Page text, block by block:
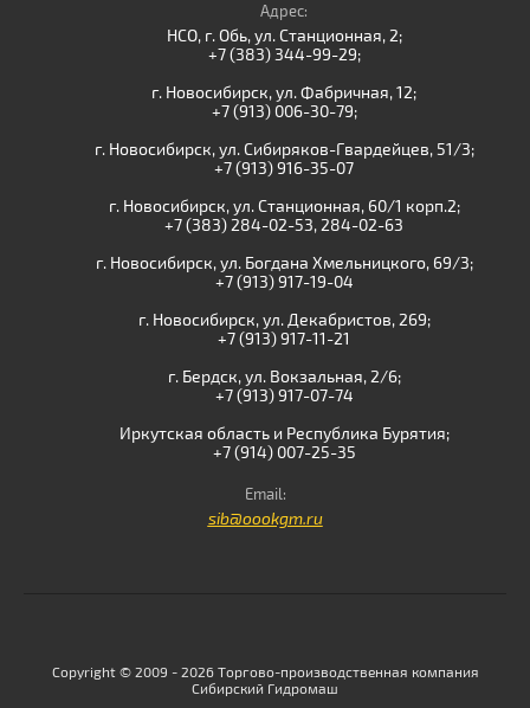
Адрес:
НСО, г. Обь, ул. Станционная, 2;
+7 (383) 344-99-29;
г. Новосибирск, ул. Фабричная, 12;
+7 (913) 006-30-79;
г. Новосибирск, ул. Сибиряков-Гвардейцев, 51/3;
+7 (913) 916-35-07
г. Новосибирск, ул. Станционная, 60/1 корп.2;
+7 (383) 284-02-53, 284-02-63
г. Новосибирск, ул. Богдана Хмельницкого, 69/3;
+7 (913) 917-19-04
г. Новосибирск, ул. Декабристов, 269;
+7 (913) 917-11-21
г. Бердск, ул. Вокзальная, 2/6;
+7 (913) 917-07-74
Иркутская область и Республика Бурятия;
+7 (914) 007-25-35
Email:
sib@oookgm.ru
Copyright © 2009 - 2026 Торгово-производственная компания
Сибирский Гидромаш